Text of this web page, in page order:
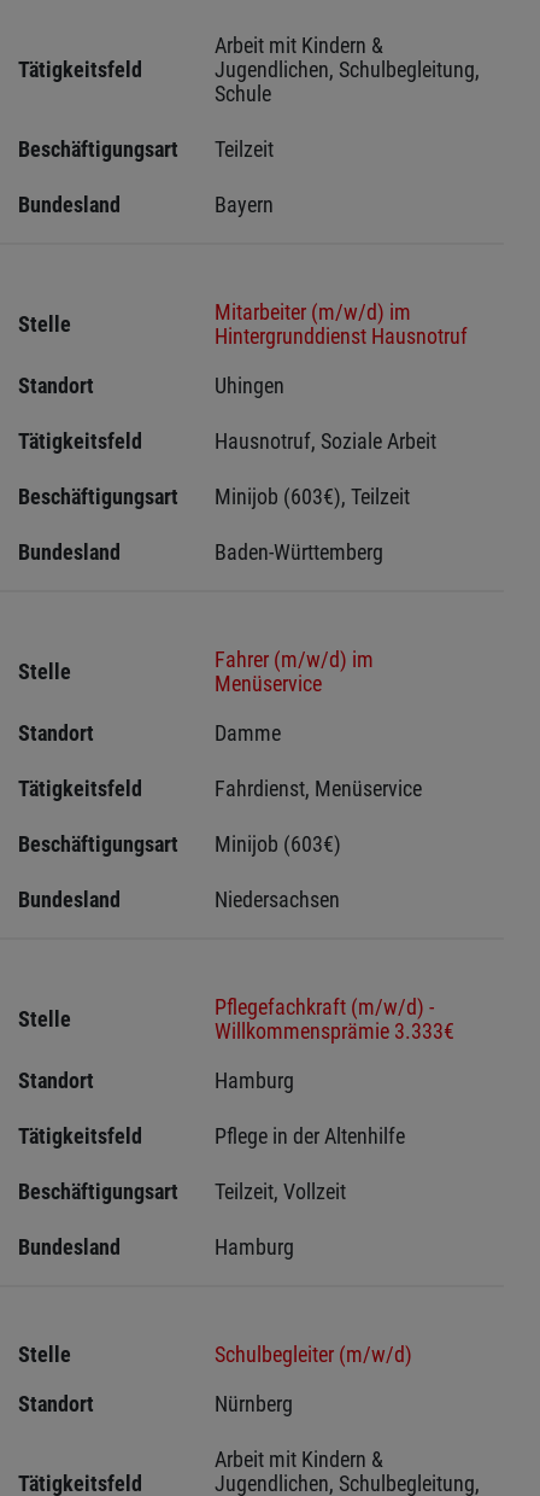
Tätigkeitsfeld
Arbeit mit Kindern &
Jugendlichen, Schulbegleitung,
Schule
Beschäftigungsart Teilzeit
Bundesland Bayern
Stelle
Mitarbeiter (m/w/d) im
Hintergrunddienst Hausnotruf
Standort
Uhingen
Tätigkeitsfeld Hausnotruf, Soziale Arbeit
Beschäftigungsart Minijob (603€), Teilzeit
Bundesland Baden-Württemberg
Stelle
Fahrer (m/w/d) im
Menüservice
Standort
Damme
Tätigkeitsfeld Fahrdienst, Menüservice
Beschäftigungsart Minijob (603€)
Bundesland Niedersachsen
Stelle
Pflegefachkraft (m/w/d) -
Willkommensprämie 3.333€
Standort
Hamburg
Tätigkeitsfeld Pflege in der Altenhilfe
Beschäftigungsart Teilzeit, Vollzeit
Bundesland Hamburg
Stelle
Schulbegleiter (m/w/d)
Standort
Nürnberg
Tätigkeitsfeld
Arbeit mit Kindern &
Jugendlichen, Schulbegleitung,